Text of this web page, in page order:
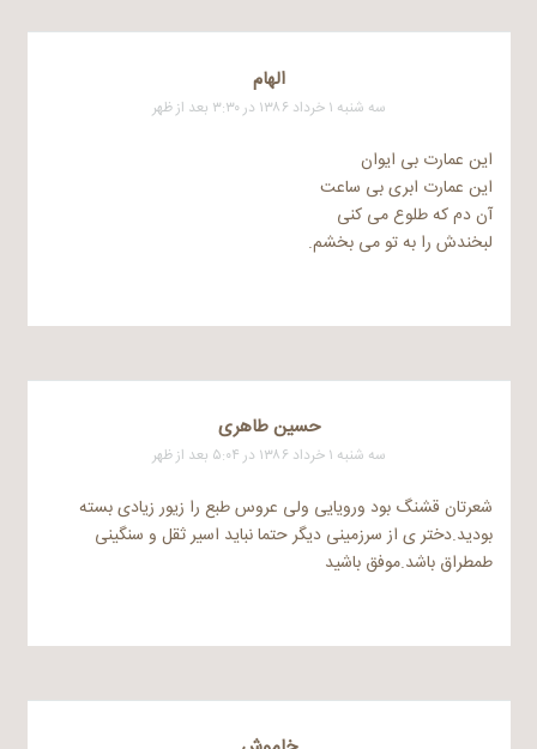
الهام
سه شنبه ۱ خرداد ۱۳۸۶ در ۳:۳۰ بعد از ظهر
این عمارت بی ایوان
این عمارت ابری بی ساعت
آن دم که طلوع می کنی
لبخندش را به تو می بخشم.
حسین طاهری
سه شنبه ۱ خرداد ۱۳۸۶ در ۵:۰۴ بعد از ظهر
شعرتان قشنگ بود ورویایی ولی عروس طبع را زیور زیادی بسته
بودید.دختر ی از سرزمینی دیگر حتما نباید اسیر ثقل و سنگینی
طمطراق باشد.موفق باشید